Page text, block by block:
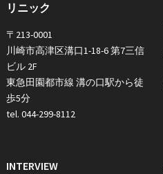
リニック
〒213-0001
川崎市高津区溝口1-18-6 第7三信
ビル 2F
東急田園都市線 溝の口駅から徒
歩5分
tel. 044-299-8112
INTERVIEW